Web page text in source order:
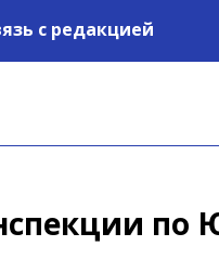
с редакцией
по